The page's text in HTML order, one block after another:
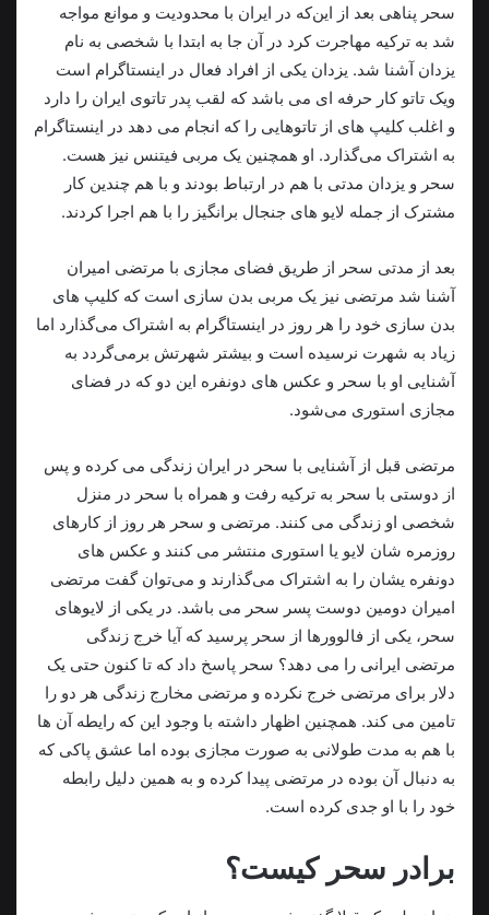
سحر پناهی بعد از این‌که در ایران با محدودیت و موانع مواجه
شد به ترکیه مهاجرت کرد در آن جا به ابتدا با شخصی به نام
یزدان آشنا شد. یزدان یکی از افراد فعال در اینستاگرام است
ویک تاتو کار حرفه ای می باشد که لقب پدر تاتوی ایران را دارد
و اغلب کلیپ های از تاتوهایی را که انجام می دهد در اینستاگرام
به اشتراک می‌گذارد. او همچنین یک مربی فیتنس نیز هست.
سحر و یزدان مدتی با هم در ارتباط بودند و با هم چندین کار
مشترک از جمله لایو های جنجال برانگیز را با هم اجرا کردند.
بعد از مدتی سحر از طریق فضای مجازی با مرتضی امیران
آشنا شد مرتضی نیز یک مربی بدن سازی است که کلیپ های
بدن سازی خود را هر روز در اینستاگرام به اشتراک می‌گذارد اما
زیاد به شهرت نرسیده است و بیشتر شهرتش برمی‌گردد به
آشنایی او با سحر و عکس های دونفره این دو که در فضای
مجازی استوری می‌شود.
مرتضی قبل از آشنایی با سحر در ایران زندگی می کرده و پس
از دوستی با سحر به ترکیه رفت و همراه با سحر در منزل
شخصی او زندگی می کنند. مرتضی و سحر هر روز از کارهای
روزمره شان لایو یا استوری منتشر می کنند و عکس های
دونفره یشان را به اشتراک می‌گذارند و می‌توان گفت مرتضی
امیران دومین دوست پسر سحر می باشد. در یکی از لایوهای
سحر، یکی از فالوورها از سحر پرسید که آیا خرج زندگی
مرتضی ایرانی را می دهد؟ سحر پاسخ داد که تا کنون حتی یک
دلار برای مرتضی خرج نکرده و مرتضی مخارج زندگی هر دو را
تامین می کند. همچنین اظهار داشته با وجود این که رایطه آن ها
با هم به مدت طولانی به صورت مجازی بوده اما عشق پاکی که
به دنبال آن بوده در مرتضی پیدا کرده و به همین دلیل رابطه
خود را با او جدی کرده است.
برادر سحر کیست؟